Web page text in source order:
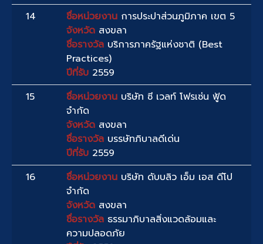
14
ชื่อหน่วยงาน การประปาส่วนภูมิภาค เขต 5
จังหวัด สงขลา
ชื่อรางวัล บริการภาครัฐแห่งชาติ (Best
Practices)
ปีที่รับ 2559
15
ชื่อหน่วยงาน บริษัท ซี เวลท์ โฟรเซ่น ฟู้ด
จำกัด
จังหวัด สงขลา
ชื่อรางวัล บรรษัทภิบาลดีเด่น
ปีที่รับ 2559
16
ชื่อหน่วยงาน บริษัท ดับบลิว เอ็ม เอส ดีโป
จำกัด
จังหวัด สงขลา
ชื่อรางวัล ธรรมาภิบาลสิ่งแวดล้อมและ
ความปลอดภัย